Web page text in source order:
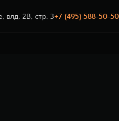
влд. 2В, стр. 3+7 (495) 588-50-50